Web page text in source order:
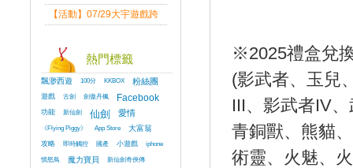
限量發送中
【活動】07/29大宇遊戲跨
熱門標籤
飄渺西遊 100分 KKBOX 粉絲團
遊戲 古劍 劍傲丹楓 Facebook
功能 新仙劍 仙劍 愛情
《Flying Piggy》 App Store 大富翁
攻略 即時觸控 國產 小遊戲
iphone
憤怒鳥
魔力寶貝
新仙劍奇俠傳
※2025禮盒兌
(影武者、玉兒
III、影武者IV
青銅獸、熊貓
術靈、火魅、